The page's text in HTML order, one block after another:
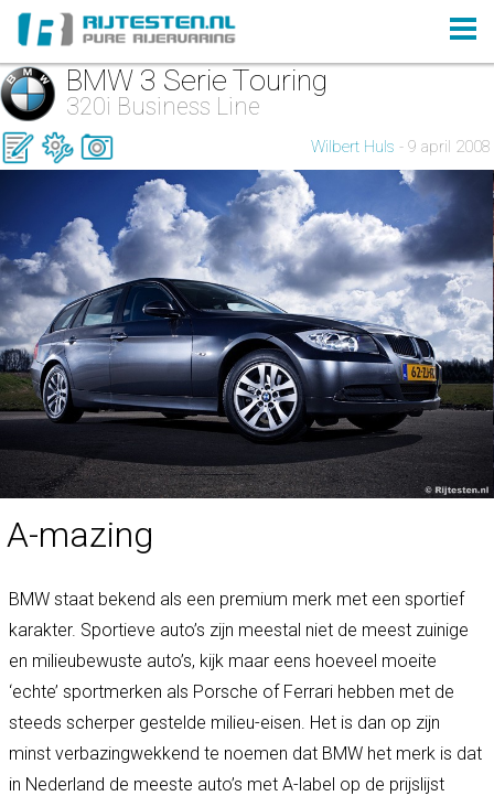
BMW 3 Serie Touring
320i Business Line
Wilbert Huls - 9 april 2008
A-mazing
BMW staat bekend als een premium merk met een sportief
karakter. Sportieve auto’s zijn meestal niet de meest zuinige
en milieubewuste auto’s, kijk maar eens hoeveel moeite
‘echte’ sportmerken als Porsche of Ferrari hebben met de
steeds scherper gestelde milieu-eisen. Het is dan op zijn
minst verbazingwekkend te noemen dat BMW het merk is dat
in Nederland de meeste auto’s met A-label op de prijslijst